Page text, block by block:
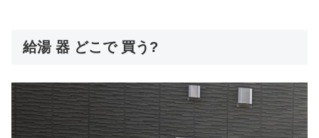
給湯 器 どこで 買う?